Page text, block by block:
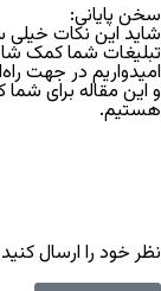
سخن پایانی:
شاید این نکات
تبلیغات شما کمک
امیدواریم در جهت
و این مقاله برای
هستیم.
نظر خود را ارسال کنید